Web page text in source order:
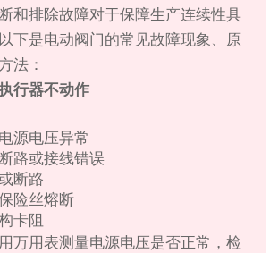
和排除故障对于保障生产连续性具
下是电动阀门的常见故障现象、原
法：
行器不动作
源电压异常
路或接线错误
断路
险丝熔断
卡阻
万用表测量电源电压是否正常，检